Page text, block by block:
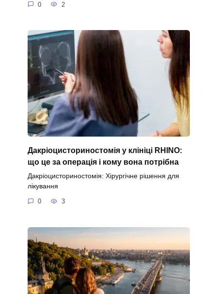
0 2
Дакріоцисториностомія у клініці RHINO:
що це за операція і кому вона потрібна
Дакріоцисториностомія: Хірургічне рішення для
лікування
0 3